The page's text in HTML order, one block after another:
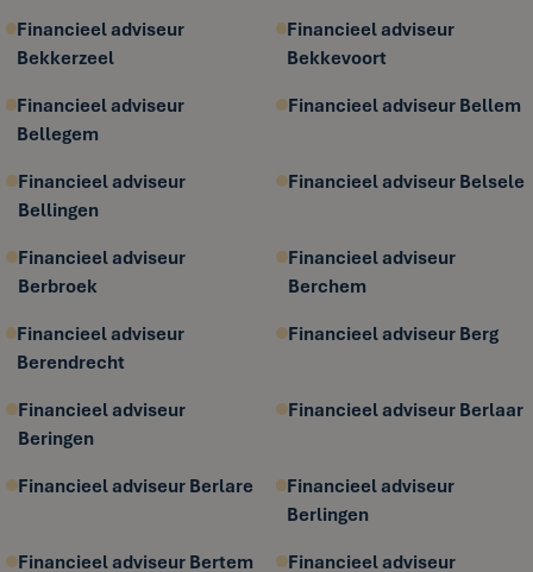
Financieel adviseur
Bekkerzeel
Financieel adviseur
Bekkevoort
Financieel adviseur
Bellegem
Financieel adviseur Bellem
Financieel adviseur
Bellingen
Financieel adviseur Belsele
Financieel adviseur
Berbroek
Financieel adviseur
Berchem
Financieel adviseur
Berendrecht
Financieel adviseur Berg
Financieel adviseur
Beringen
Financieel adviseur Berlaar
Financieel adviseur Berlare
Financieel adviseur
Berlingen
Financieel adviseur Bertem
Financieel adviseur